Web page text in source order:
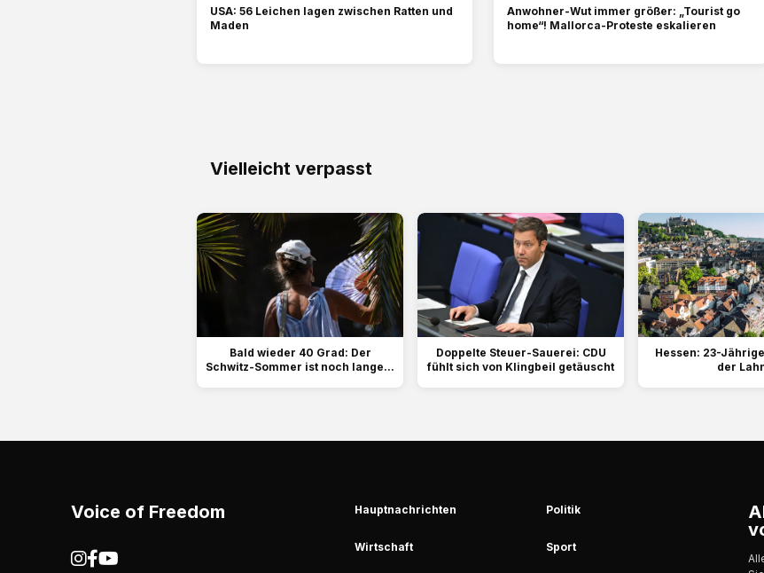
USA: 56 Leichen lagen zwischen Ratten und
Maden
Anwohner-Wut immer größer: „Tourist go
home“! Mallorca-Proteste eskalieren
Vielleicht verpasst
Bald wieder 40 Grad: Der
Schwitz-Sommer ist noch lange...
Doppelte Steuer-Sauerei: CDU
fühlt sich von Klingbeil getäuscht
Hessen: 23-
der
Voice of Freedom Hauptnachrichten Politik
Wirtschaft Sport